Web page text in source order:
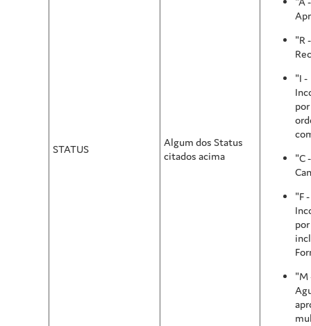
STATUS
Algum dos Status
citados acima
"R -
"I -
"C -
"F -
"M